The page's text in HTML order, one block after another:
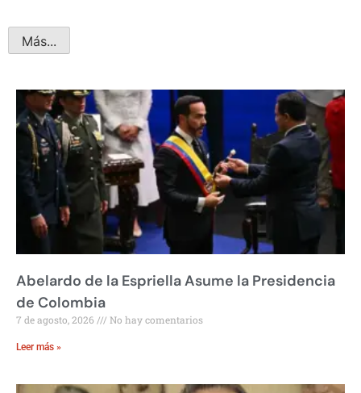
Más...
Abelardo de la Espriella Asume la Presidencia
de Colombia
7 de agosto, 2026 No hay comentarios
Leer más »